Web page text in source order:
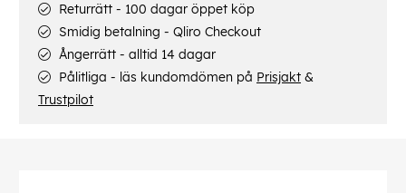
Returrätt - 100 dagar öppet köp
Smidig betalning - Qliro Checkout
Ångerrätt - alltid 14 dagar
Pålitliga - läs kundomdömen på Prisjakt &
Trustpilot